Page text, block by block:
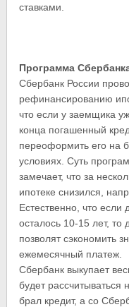
ставками.
Программа
Сбербанк России
рефинансированию
что если у заемщика
конца погашенный
переоформить его на
условиях. Суть
замечает, что за
ипотеке снизился,
Естественно, что если
осталось 10-15 лет, то
позволят сэкономить
ежемесячный платеж.
Сбербанк выкупает
будет рассчитываться
брал кредит, а со